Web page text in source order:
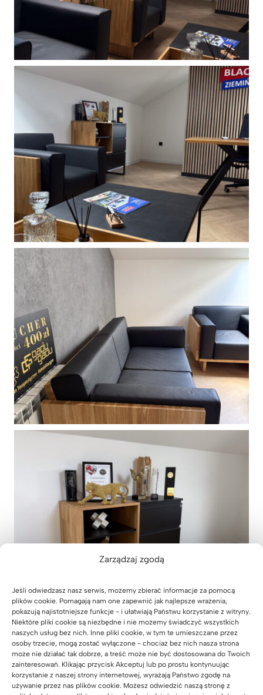
Zarządzaj zgodą
Jeśli odwiedzasz nasz serwis, możemy zbierać informacje za pomocą
plików cookie. Pomagają nam one zapewnić jak najlepsze wrażenia,
pokazują najistotniejsze funkcje - i ułatwiają Państwu korzystanie z witryny.
Niektóre pliki cookie są niezbędne i nie możemy świadczyć wszystkich
naszych usług bez nich. Inne pliki cookie, w tym te umieszczane przez
osoby trzecie, mogą zostać wyłączone - chociaż bez nich nasza strona
może nie działać tak dobrze, a treść może nie być dostosowana do Twoich
zainteresowań. Klikając przycisk Akceptuj lub po prostu kontynuując
korzystanie z naszej strony internetowej, wyrażają Państwo zgodę na
używanie przez nas plików cookie. Możesz odwiedzić naszą stronę z
Produkty z realizacji